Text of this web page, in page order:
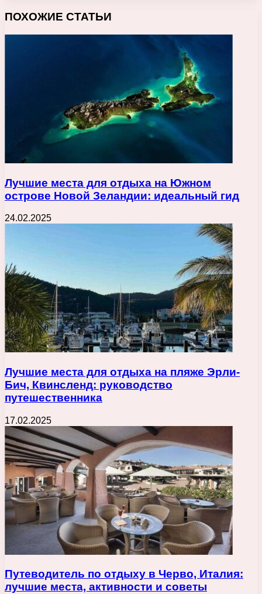
ПОХОЖИЕ СТАТЬИ
Лучшие места для отдыха на Южном
острове Новой Зеландии: идеальный гид
24.02.2025
Лучшие места для отдыха на пляже Эрли-
Бич, Квинсленд: руководство
путешественника
17.02.2025
Путеводитель по отдыху в Черво, Италия:
лучшие места, активности и советы